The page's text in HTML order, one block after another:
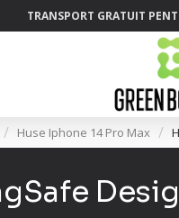
TRANSPORT GRATUIT
Huse Iphone 14 Pro Max